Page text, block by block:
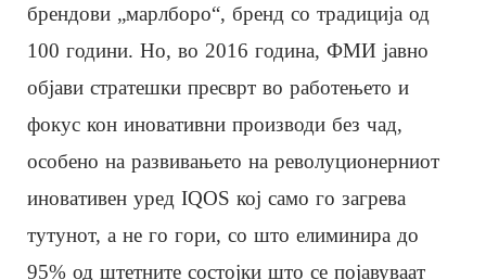
брендови „марлборо“, бренд со традиција од
100 години. Но, во 2016 година, ФМИ јавно
објави стратешки пресврт во работењето и
фокус кон иновативни производи без чад,
особено на развивањето на револуционерниот
иновативен уред IQOS кој само го загрева
тутунот, а не го гори, со што елиминира до
95% од штетните состојки што се појавуваат